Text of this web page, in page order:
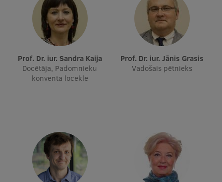
Doktorantūra
Rezidentūra
Uzņemšana
Praktiska informācija
Studentu dzīve
Studiju norises vietas
Prof. Dr. iur. Sandra Kaija
Docētāja, Padomnieku
konventa locekle
Prof. Dr. iur. Jānis Grasis
Vadošais pētnieks